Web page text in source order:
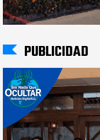
PUBLICIDAD